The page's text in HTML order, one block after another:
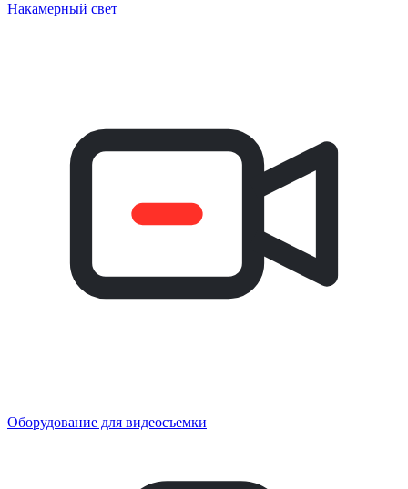
Накамерный свет
Оборудование для видеосъемки